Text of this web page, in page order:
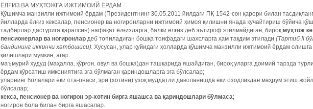
ЁЛҒИЗ ВА МУҲТОЖГА ИЖТИМОИЙ ЁРДАМ
Қўшимча манзилли ижтимоий ёрдам (Президентнинг 30.05.2011 йилдаги ПҚ-1542-сон қарори билан
йилларда ёлғиз кексалар, пенсионер ва ногиронларни ижтимоий ҳимоя қилишни янада кучайтириш бўйича
тадбирлар дастурига қаралсин) нафақат ёлғизларга, балки ёлғиз деб эътироф этилмайдиган, бироқмуҳтож
пенсионерлар ва ногиронлар деб топиладиган бошқа тоифадаги шахсларга ҳам тақдим этилади (Тартиб II
бандининг иккинчи хатбошиси). Хусусан, улар қуйидаги ҳолларда қўшимча манзилли ижтимоий ёрдам
қилишлари мумкин, агар:
маъмурий ҳудуд (маҳалла, қўрғон, овул ва бошқа)дан ташқарида яшайдиган, бироқ уларга доимий тарзда
ёрдам кўрсатиш имкониятига эга бўлмаган қариндошларга эга бўлсалар;
уларнинг болалари ёки ота-онаси, эри (хотини) узоқ муддатли даволанишда ёки озодликдан маҳрум этиш
бўлсалар;
кекса, пенсионер ва ногирон эр-хотин бирга яшашса ва қариндошлари бўлмаса;
ногирон бола билан бирга яшасалар.